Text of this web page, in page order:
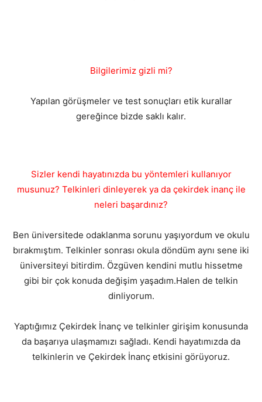
Bilgilerimiz gizli mi?
Yapılan görüşmeler ve test sonuçları etik kurallar
gereğince bizde saklı kalır.
Sizler kendi hayatınızda bu yöntemleri kullanıyor
musunuz? Telkinleri dinleyerek ya da çekirdek inanç ile
neleri başardınız?
Ben üniversitede odaklanma sorunu yaşıyordum ve okulu
bırakmıştım. Telkinler sonrası okula döndüm aynı sene iki
üniversiteyi bitirdim. Özgüven kendini mutlu hissetme
gibi bir çok konuda değişim yaşadım.Halen de telkin
dinliyorum.
Yaptığımız Çekirdek İnanç ve telkinler girişim konusunda
da başarıya ulaşmamızı sağladı. Kendi hayatımızda da
telkinlerin ve Çekirdek İnanç etkisini görüyoruz.